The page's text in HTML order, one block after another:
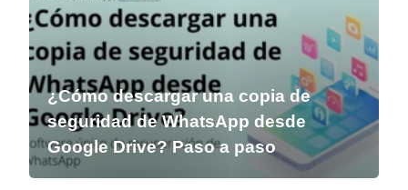
¿Cómo descargar una copia de
seguridad de WhatsApp desde
Google Drive? Paso a paso